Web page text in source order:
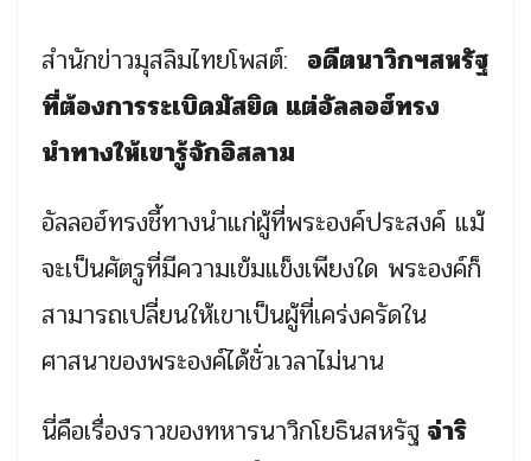
สำนักข่าวมุสลิมไทยโพสต์: อดีตนาวิกฯสหรัฐ
ที่ต้องการระเบิดมัสยิด แต่อัลลอฮ์ทรง
นำทางให้เขารู้จักอิสลาม
อัลลอฮ์ทรงชี้ทางนำแก่ผู้ที่พระองค์ประสงค์ แม้
จะเป็นศัตรูที่มีความเข้มแข็งเพียงใด พระองค์ก็
สามารถเปลี่ยนให้เขาเป็นผู้ที่เคร่งครัดใน
ศาสนาของพระองค์ได้ชั่วเวลาไม่นาน
นี่คือเรื่องราวของทหารนาวิกโยธินสหรัฐ จ่าริ